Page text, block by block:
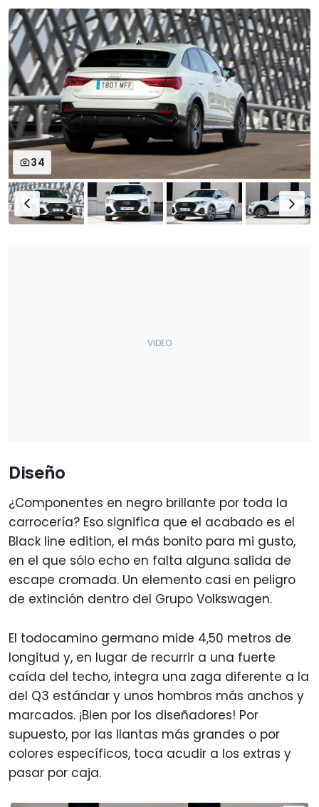
34
Diseño
¿Componentes en negro brillante por toda la
carrocería? Eso significa que el acabado es el
Black line edition, el más bonito para mi gusto,
en el que sólo echo en falta alguna salida de
escape cromada. Un elemento casi en peligro
de extinción dentro del Grupo Volkswagen.
El todocamino germano mide 4,50 metros de
longitud y, en lugar de recurrir a una fuerte
caída del techo, integra una zaga diferente a la
del Q3 estándar y unos hombros más anchos y
marcados. ¡Bien por los diseñadores! Por
supuesto, por las llantas más grandes o por
colores específicos, toca acudir a los extras y
pasar por caja.